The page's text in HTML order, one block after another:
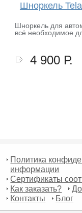
Шноркель
Шноркель для
всё необходимое
4 900 Р.
Политика
информации
Сертификаты
Как заказать?
Контакты
Блог